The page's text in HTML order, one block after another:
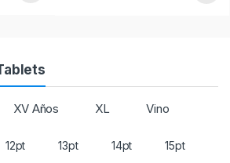
XV Años XL Vino
12pt 13pt 14pt 15pt